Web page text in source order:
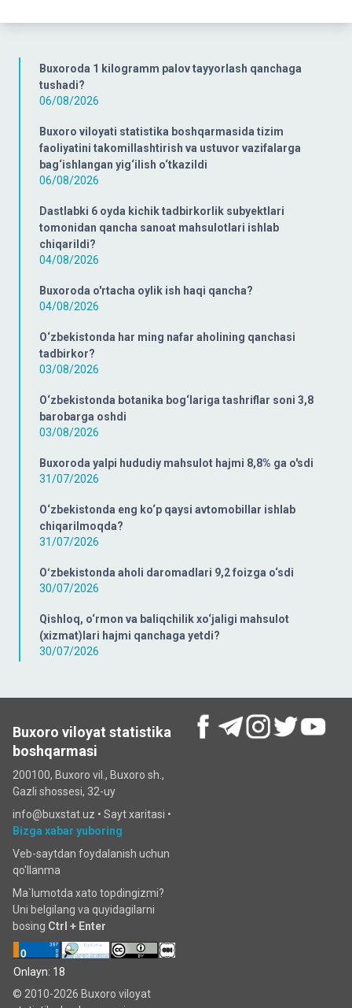
Buxoroda 1 kilogramm palov tayyorlash qanchaga
tushadi?
06/08/2026
Buxoro viloyati statistika boshqarmasida tizim
faoliyatini takomillashtirish va ustuvor vazifalarga
bag‘ishlangan yig‘ilish o‘tkazildi
06/08/2026
Dastlabki 6 oyda kichik tadbirkorlik subyektlari
tomonidan qancha sanoat mahsulotlari ishlab
chiqarildi?
04/08/2026
Buxoroda o'rtacha oylik ish haqi qancha?
04/08/2026
O‘zbekistonda har ming nafar aholining qanchasi
tadbirkor?
03/08/2026
O‘zbekistonda botanika bog‘lariga tashriflar soni 3,8
barobarga oshdi
03/08/2026
Buxoroda yalpi hududiy mahsulot hajmi 8,8% ga o'sdi
31/07/2026
O‘zbekistonda eng ko‘p qaysi avtomobillar ishlab
chiqarilmoqda?
31/07/2026
Oʻzbekistonda aholi daromadlari 9,2 foizga o‘sdi
30/07/2026
Qishloq, o‘rmon va baliqchilik xo‘jaligi mahsulot
(xizmat)lari hajmi qanchaga yetdi?
30/07/2026
Buxoro viloyat statistika
boshqarmasi
200100, Buxoro vil., Buxoro sh.,
Gazli shossesi, 32-uy
info@buxstat.uz • Sayt xaritasi •
Bizga xabar yuboring
Veb-saytdan foydalanish uchun
qo'llanma
Ma`lumotda xato topdingizmi?
Uni belgilang va quyidagilarni
bosing Ctrl + Enter
Onlayn: 18
© 2010-2026 Buxoro viloyat